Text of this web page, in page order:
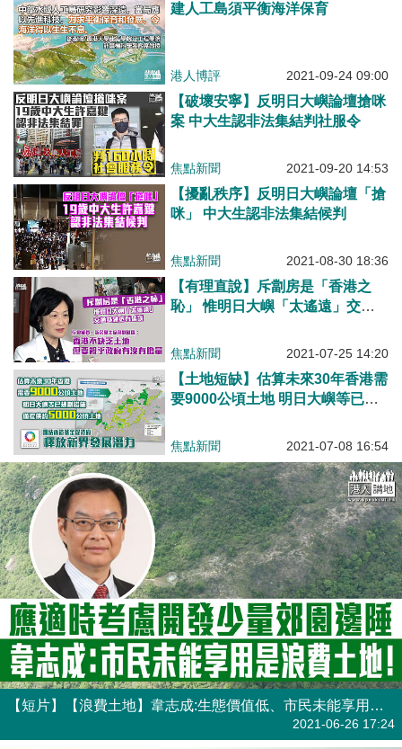
建人工島須平衡海洋保育
港人博評 2021-09-24 09:00
【破壞安寧】反明日大嶼論壇搶咪
案 中大生認非法集結判社服令
焦點新聞 2021-09-20 14:53
【擾亂秩序】反明日大嶼論壇「搶
咪」 中大生認非法集結候判
焦點新聞 2021-08-30 18:36
【有理直說】斥劏房是「香港之
恥」 惟明日大嶼「太遙遠」交通
缺乏土地、但要視乎政府有沒有膽
焦點新聞 2021-07-25 14:20
【土地短缺】估算未來30年香港需
要9000公頃土地 明日大嶼等已規
結香港基金促研究9發展區、釋放
焦點新聞 2021-07-08 16:54
【短片】【浪費土地】韋志成:生態價值低、市民未能享用的郊野公園邊陲地、若不開發是浪費土地！認同適當機會應考慮在郊園找少量土地發展、有助安置受市區重建居民、推展市區更新
2021-06-26 17:24